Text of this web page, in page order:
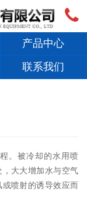
产品中心
联系我们
。被冷却的水用喷
大大增加水与空气
喷射的诱导效应而